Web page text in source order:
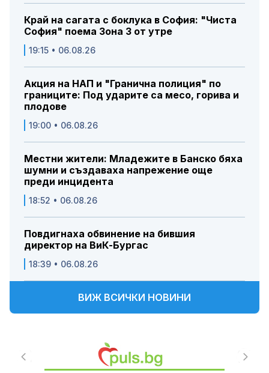
Край на сагата с боклука в София: "Чиста
София" поема Зона 3 от утре
19:15 • 06.08.26
Акция на НАП и "Гранична полиция" по
границите: Под ударите са месо, горива и
плодове
19:00 • 06.08.26
Местни жители: Младежите в Банско бяха
шумни и създаваха напрежение още
преди инцидента
18:52 • 06.08.26
Повдигнаха обвинение на бившия
директор на ВиК-Бургас
18:39 • 06.08.26
ВИЖ ВСИЧКИ НОВИНИ